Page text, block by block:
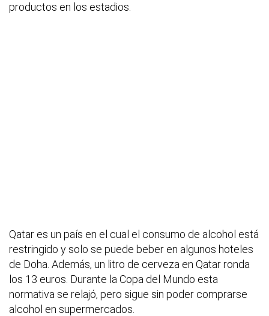
productos en los estadios.
Qatar es un país en el cual el consumo de alcohol está
restringido y solo se puede beber en algunos hoteles
de Doha. Además, un litro de cerveza en Qatar ronda
los 13 euros. Durante la Copa del Mundo esta
normativa se relajó, pero sigue sin poder comprarse
alcohol en supermercados.